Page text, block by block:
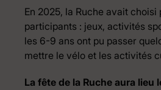
En 2025, la Ruche avait
participants : jeux, activités
les 6-9 ans ont pu passer
mettre le vélo et les activités
La fête de la Ruche aura lieu